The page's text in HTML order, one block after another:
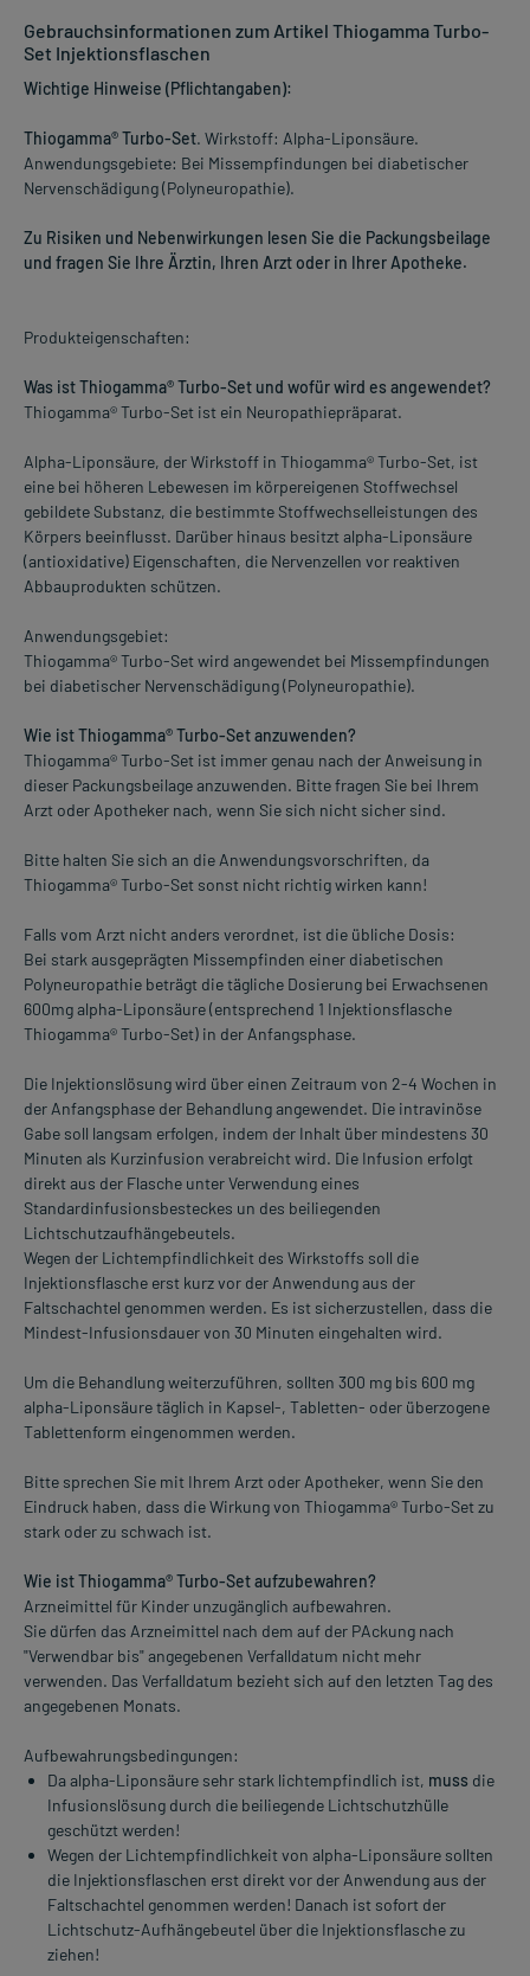
Gebrauchsinformationen zum Artikel Thiogamma Turbo-
Set Injektionsflaschen
Wichtige Hinweise (Pflichtangaben):
Thiogamma® Turbo-Set. Wirkstoff: Alpha-Liponsäure.
Anwendungsgebiete: Bei Missempfindungen bei diabetischer
Nervenschädigung (Polyneuropathie).
Zu Risiken und Nebenwirkungen lesen Sie die Packungsbeilage
und fragen Sie Ihre Ärztin, Ihren Arzt oder in Ihrer Apotheke.
Produkteigenschaften:
Was ist Thiogamma® Turbo-Set und wofür wird es angewendet?
Thiogamma® Turbo-Set ist ein Neuropathiepräparat.
Alpha-Liponsäure, der Wirkstoff in Thiogamma® Turbo-Set, ist
eine bei höheren Lebewesen im körpereigenen Stoffwechsel
gebildete Substanz, die bestimmte Stoffwechselleistungen des
Körpers beeinflusst. Darüber hinaus besitzt alpha-Liponsäure
(antioxidative) Eigenschaften, die Nervenzellen vor reaktiven
Abbauprodukten schützen.
Anwendungsgebiet:
Thiogamma® Turbo-Set wird angewendet bei Missempfindungen
bei diabetischer Nervenschädigung (Polyneuropathie).
Wie ist Thiogamma® Turbo-Set anzuwenden?
Thiogamma® Turbo-Set ist immer genau nach der Anweisung in
dieser Packungsbeilage anzuwenden. Bitte fragen Sie bei Ihrem
Arzt oder Apotheker nach, wenn Sie sich nicht sicher sind.
Bitte halten Sie sich an die Anwendungsvorschriften, da
Thiogamma® Turbo-Set sonst nicht richtig wirken kann!
Falls vom Arzt nicht anders verordnet, ist die übliche Dosis:
Bei stark ausgeprägten Missempfinden einer diabetischen
Polyneuropathie beträgt die tägliche Dosierung bei Erwachsenen
600mg alpha-Liponsäure (entsprechend 1 Injektionsflasche
Thiogamma® Turbo-Set) in der Anfangsphase.
Die Injektionslösung wird über einen Zeitraum von 2-4 Wochen in
der Anfangsphase der Behandlung angewendet. Die intravinöse
Gabe soll langsam erfolgen, indem der Inhalt über mindestens 30
Minuten als Kurzinfusion verabreicht wird. Die Infusion erfolgt
direkt aus der Flasche unter Verwendung eines
Standardinfusionsbesteckes un des beiliegenden
Lichtschutzaufhängebeutels.
Wegen der Lichtempfindlichkeit des Wirkstoffs soll die
Injektionsflasche erst kurz vor der Anwendung aus der
Faltschachtel genommen werden. Es ist sicherzustellen, dass die
Mindest-Infusionsdauer von 30 Minuten eingehalten wird.
Um die Behandlung weiterzuführen, sollten 300 mg bis 600 mg
alpha-Liponsäure täglich in Kapsel-, Tabletten- oder überzogene
Tablettenform eingenommen werden.
Bitte sprechen Sie mit Ihrem Arzt oder Apotheker, wenn Sie den
Eindruck haben, dass die Wirkung von Thiogamma® Turbo-Set zu
stark oder zu schwach ist.
Wie ist Thiogamma® Turbo-Set aufzubewahren?
Arzneimittel für Kinder unzugänglich aufbewahren.
Sie dürfen das Arzneimittel nach dem auf der PAckung nach
"Verwendbar bis" angegebenen Verfalldatum nicht mehr
verwenden. Das Verfalldatum bezieht sich auf den letzten Tag des
angegebenen Monats.
Aufbewahrungsbedingungen:
Da alpha-Liponsäure sehr stark lichtempfindlich ist, muss die
Infusionslösung durch die beiliegende Lichtschutzhülle
geschützt werden!
Wegen der Lichtempfindlichkeit von alpha-Liponsäure sollten
die Injektionsflaschen erst direkt vor der Anwendung aus der
Faltschachtel genommen werden! Danach ist sofort der
Lichtschutz-Aufhängebeutel über die Injektionsflasche zu
ziehen!